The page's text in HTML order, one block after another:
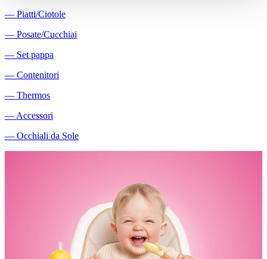
― Piatti/Ciotole
― Posate/Cucchiai
― Set pappa
― Contenitori
― Thermos
― Accessori
― Occhiali da Sole